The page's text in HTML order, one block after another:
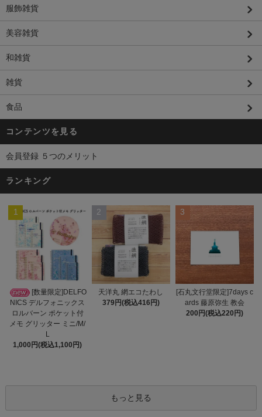
服飾雑貨
美容雑貨
和雑貨
雑貨
食品
コンテンツを見る
会員登録 ５つのメリット
ランキング
1
[数量限定]DELFO
NICS デルフォニックス
ロルバーン ポケット付
メモ グリッター ミニ/M/
L
1,000円(税込1,100円)
2
天洋丸 網エコたわし
379円(税込416円)
3
[石丸文行堂限定]7days c
ards 藤原弥生 教会
200円(税込220円)
もっと見る